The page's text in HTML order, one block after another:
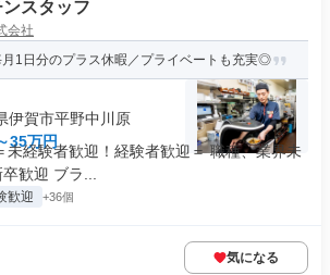
スタッフ
会社
1日分のプラス休暇／プライベートも充実◎
伊賀市平野中川原
35万円
未経験者歓迎！経験者歓迎＝ 職種、業界未
歓迎 ブラ...
歓迎 +36個
気になる